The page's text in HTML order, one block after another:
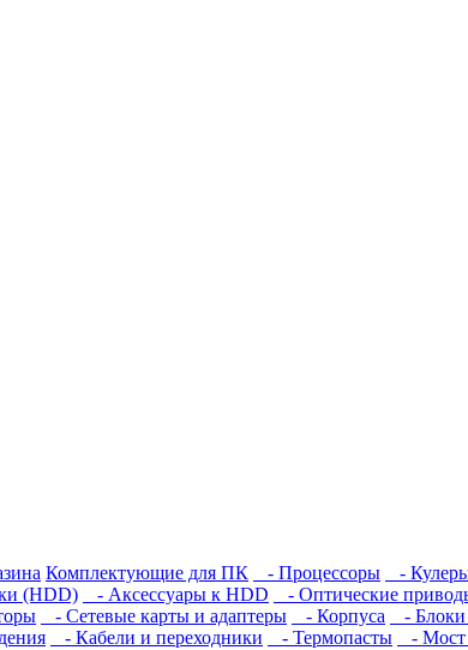
Комплектующие для ПК - Процессоры -
(HDD) - Аксессуары к HDD - Оптические
- Сетевые карты и адаптеры - Корпуса - Блоки
- Кабели и переходники - Термопасты - Мост